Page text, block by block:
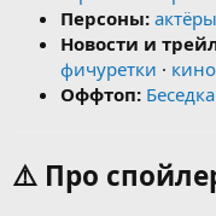
Персоны: актёры
Новости и
фичуретки ·
Оффтоп: Беседка
⚠️ Про